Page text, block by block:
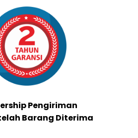
Pengiriman
Barang Diterima